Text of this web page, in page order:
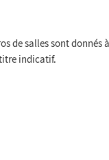
de salles sont donnés à
indicatif.